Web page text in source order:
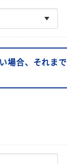
場合、それま